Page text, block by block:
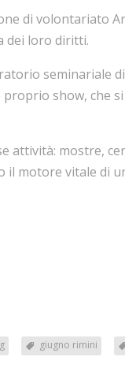
di volontariato
dei loro diritti.
seminariale
show, che
attività: mostre,
il motore vitale di
giugno rimini